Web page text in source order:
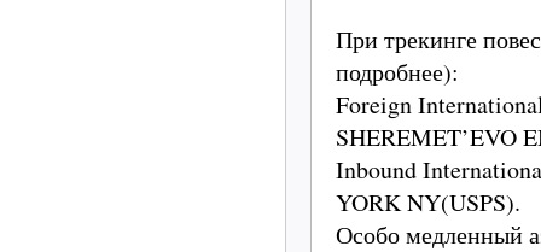
При трекинге
подробнее):
Foreign
SHEREMET’EVO
Inbound
YORK NY(USPS).
Особо медленный